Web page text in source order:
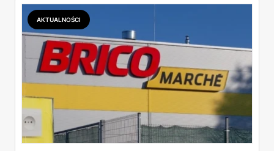
AKTUALNOŚCI